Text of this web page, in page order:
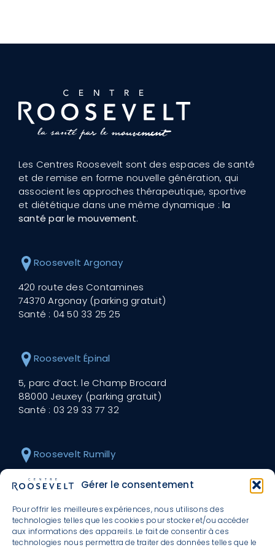
Gérer le consentement
Pour offrir les meilleures expériences, nous utilisons des
technologies telles que les cookies pour stocker et/ou accéder
aux informations des appareils. Le fait de consentir à ces
technologies nous permettra de traiter des données telles que le
Les Centres Roosevelt sont des espaces de santé
et de remise en forme nouvelle génération, qui
associent les approches thérapeutique, sportive
et diététique dans une même dynamique : la
santé par le mouvement.
Roosevelt Argonay
420 route des Contamines
74370 Argonay (parking gratuit)
Santé : 04 50 33 25 25
Roosevelt Épinal
5, parc d’act. le Champ Brocard
88000 Jeuxey (parking gratuit)
Santé : 03 29 33 77 32
Roosevelt Rumilly
30 avenue Roosevelt
74150 Rumilly (parking gratuit)
Santé :04 50 01 45 18